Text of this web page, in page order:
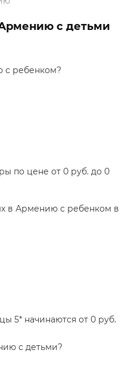
с детьми
с ребенком?
по цене от 0 руб. до 0
в Армению с ребенком в
5* начинаются от 0 руб.
с детьми?